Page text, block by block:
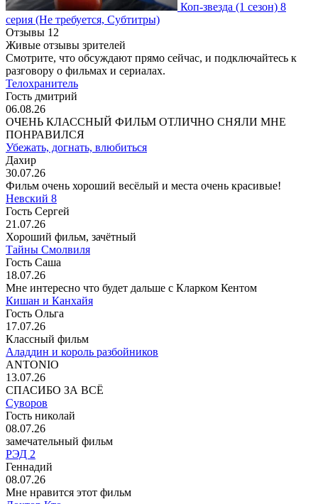
Коп-звезда (1 сезон) 8
серия (Не требуется, Субтитры)
Отзывы 12
Живые отзывы зрителей
Смотрите, что обсуждают прямо сейчас, и подключайтесь к
разговору о фильмах и сериалах.
Телохранитель
Гость дмитрий
06.08.26
ОЧЕНЬ КЛАССНЫЙ ФИЛЬМ ОТЛИЧНО СНЯЛИ МНЕ
ПОНРАВИЛСЯ
Убежать, догнать, влюбиться
Дахир
30.07.26
Фильм очень хороший весёлый и места очень красивые!
Невский 8
Гость Сергей
21.07.26
Хороший фильм, зачётный
Тайны Смолвиля
Гость Саша
18.07.26
Мне интересно что будет дальше с Кларком Кентом
Кишан и Канхайя
Гость Ольга
17.07.26
Классный фильм
Аладдин и король разбойников
ANTONIO
13.07.26
СПАСИБО ЗА ВСЁ
Суворов
Гость николай
08.07.26
замечательный фильм
РЭД 2
Геннадий
08.07.26
Мне нравится этот фильм